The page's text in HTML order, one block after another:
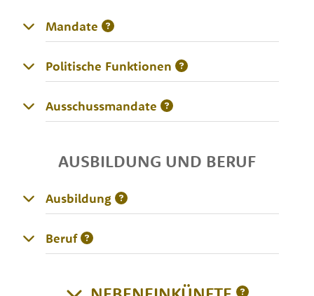
Mandate
Politische Funktionen
Ausschussmandate
AUSBILDUNG UND BERUF
Ausbildung
Beruf